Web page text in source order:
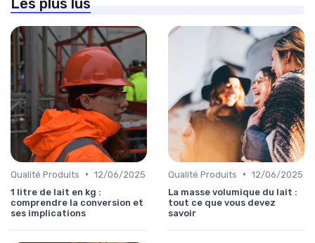
Qualité Produits • 12/06/2025
1 litre de lait en kg :
comprendre la conversion et
ses implications
Qualité Produits • 12/06/2025
La masse volumique du lait :
tout ce que vous devez
savoir